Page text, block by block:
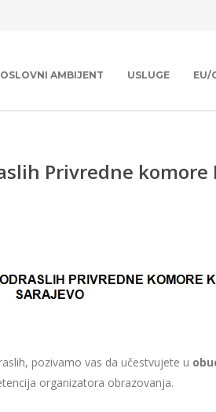
AMBIJENT USLUGE EU/
Privredne komore
pozivamo vas da učestvujete u
organizatora obrazovanja.